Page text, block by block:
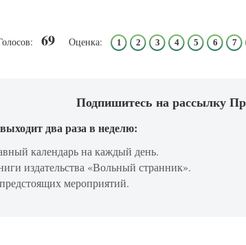
69 Оценка: 1 2 3 4 5 6 7
Подпишитесь на рассылку
два раза в неделю:
календарь на каждый день.
издательства «Вольный странник».
мероприятий.